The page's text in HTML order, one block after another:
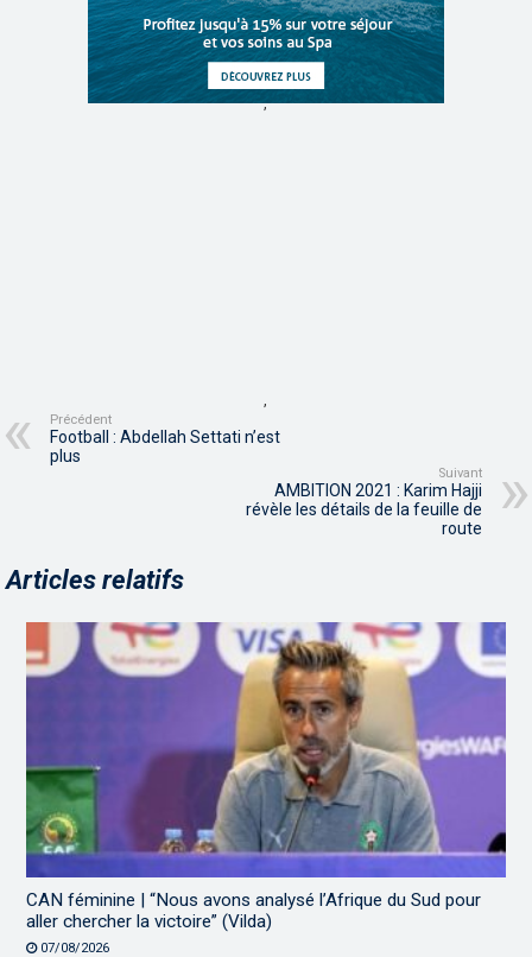
,
,
Précédent
Football : Abdellah Settati n’est
plus
Suivant
AMBITION 2021 : Karim Hajji
révèle les détails de la feuille de
route
Articles relatifs
CAN féminine | “Nous avons analysé l’Afrique du Sud pour
aller chercher la victoire” (Vilda)
07/08/2026